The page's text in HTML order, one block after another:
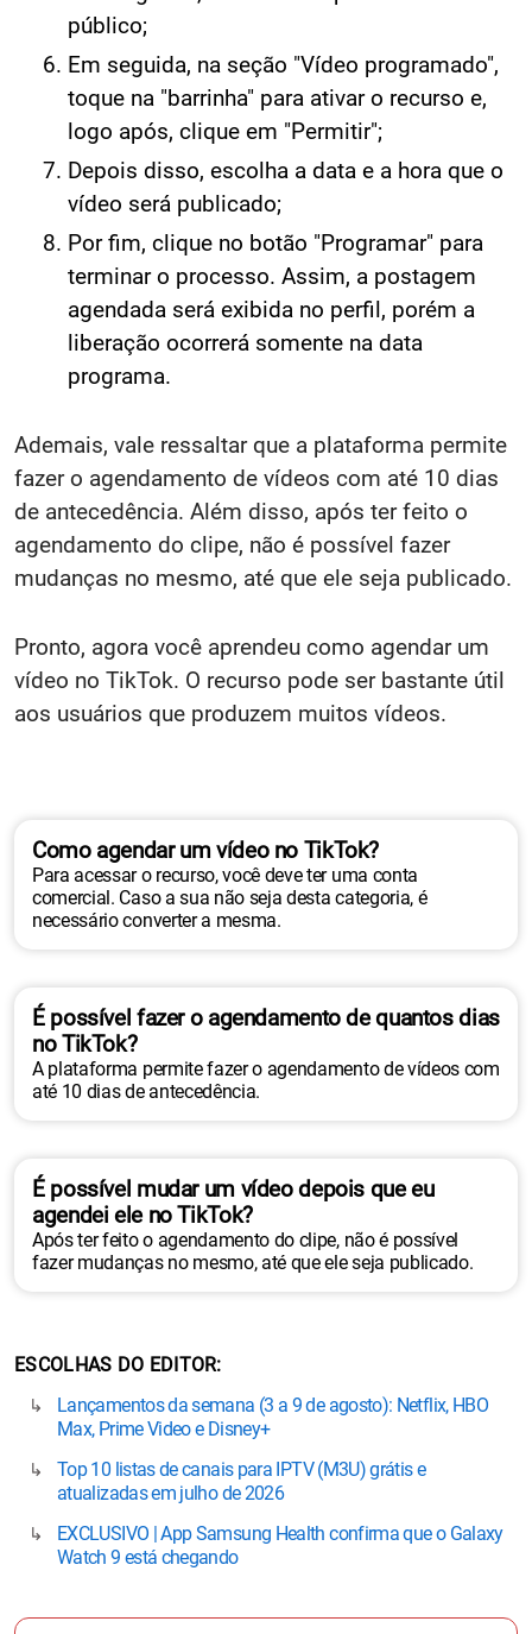
público;
Em seguida, na seção "Vídeo programado",
toque na "barrinha" para ativar o recurso e,
logo após, clique em "Permitir";
Depois disso, escolha a data e a hora que o
vídeo será publicado;
Por fim, clique no botão "Programar" para
terminar o processo. Assim, a postagem
agendada será exibida no perfil, porém a
liberação ocorrerá somente na data
programa.
Ademais, vale ressaltar que a plataforma permite
fazer o agendamento de vídeos com até 10 dias
de antecedência. Além disso, após ter feito o
agendamento do clipe, não é possível fazer
mudanças no mesmo, até que ele seja publicado.
Pronto, agora você aprendeu como agendar um
vídeo no TikTok. O recurso pode ser bastante útil
aos usuários que produzem muitos vídeos.
Como agendar um vídeo no TikTok?
Para acessar o recurso, você deve ter uma conta
comercial. Caso a sua não seja desta categoria, é
necessário converter a mesma.
É possível fazer o agendamento de quantos dias
no TikTok?
A plataforma permite fazer o agendamento de vídeos com
até 10 dias de antecedência.
É possível mudar um vídeo depois que eu
agendei ele no TikTok?
Após ter feito o agendamento do clipe, não é possível
fazer mudanças no mesmo, até que ele seja publicado.
ESCOLHAS DO EDITOR
Lançamentos da semana (3 a 9 de agosto): Netflix, HBO
Max, Prime Video e Disney+
Top 10 listas de canais para IPTV (M3U) grátis e
atualizadas em julho de 2026
EXCLUSIVO | App Samsung Health confirma que o Galaxy
Watch 9 está chegando